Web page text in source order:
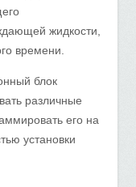
жидкости,
времени.
блок
различные
его на
установки